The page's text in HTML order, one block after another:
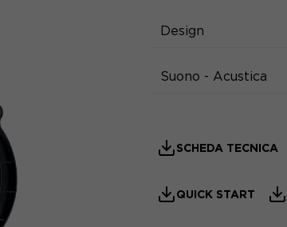
Design
Suono - Acustica
SCHEDA TECNICA
QUICK START